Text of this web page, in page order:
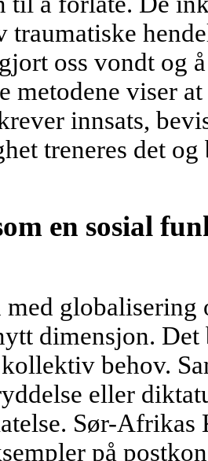
traumatiske
oss vondt og
metodene viser
innsats,
treneres det
en sosial
med
dimensjon.
behov.
eller
Sør-Afrikas
på